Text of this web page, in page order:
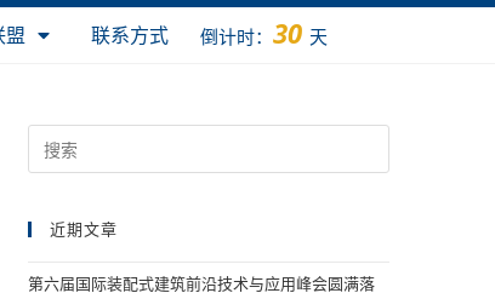
盟 联系方式 倒计时： 30 天
近期文章
第六届国际装配式建筑前沿技术与应用峰会圆满落